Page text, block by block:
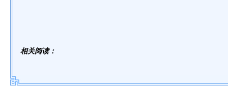
相关阅读：